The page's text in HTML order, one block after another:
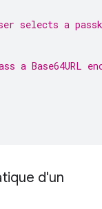
selects a
a Base64URL
d'un